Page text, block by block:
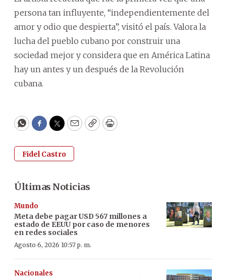
persona tan influyente, “independientemente del
amor y odio que despierta”, visitó el país. Valora la
lucha del pueblo cubano por construir una
sociedad mejor y considera que en América Latina
hay un antes y un después de la Revolución
cubana.
WhatsApp
Facebook
Twitter
EmailCopyPrint
Fidel Castro
Últimas Noticias
Mundo
Meta debe pagar USD 567 millones a
estado de EEUU por caso de menores
en redes sociales
Agosto 6, 2026 10:57 p. m.
Nacionales